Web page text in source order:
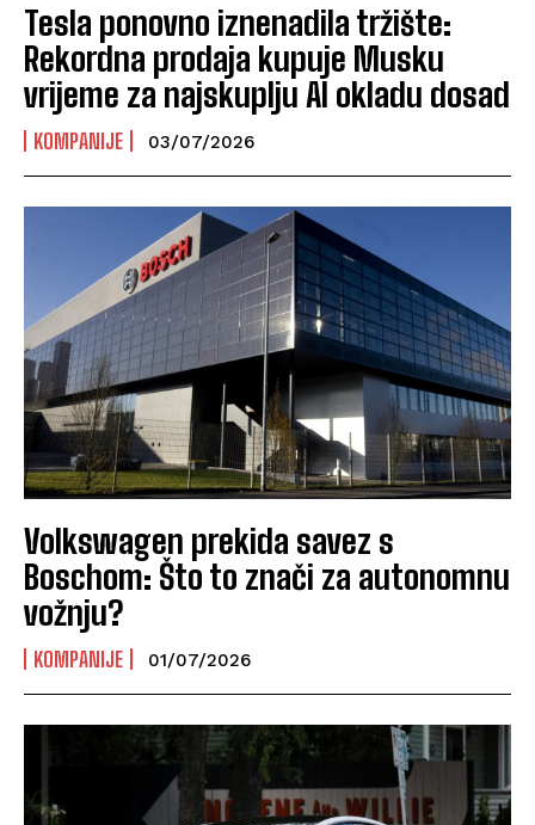
Tesla ponovno iznenadila tržište:
Rekordna prodaja kupuje Musku
vrijeme za najskuplju AI okladu dosad
KOMPANIJE 03/07/2026
Volkswagen prekida savez s
Boschom: Što to znači za autonomnu
vožnju?
KOMPANIJE 01/07/2026